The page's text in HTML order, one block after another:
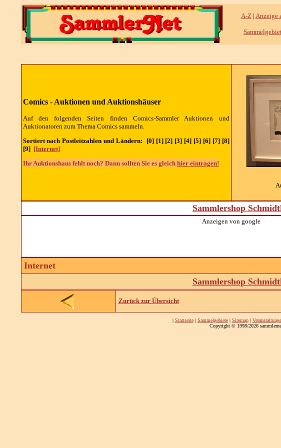
A-Z| Anzeige
Comics - Auktionen und Auktionshäuser
Auf den folgenden Seiten finden Comics-Sammler Auktionen und
Auktionatoren zum Thema Comics sammeln.
Sortiert nach Postleitzahlen und Ländern: [0] [1] [2] [3] [4] [5] [6] [7] [8]
[9] [Internet]
Ihr Auktionshaus fehlt noch? Dann sollten Sie es gleich hier eintragen!
Sammlershop
Anzeigen von google
Internet
Sammlershop
Zurück zur Übersicht
| Startseite| Sammelgebiete| Sitemap|
Copyright © 1998/2026